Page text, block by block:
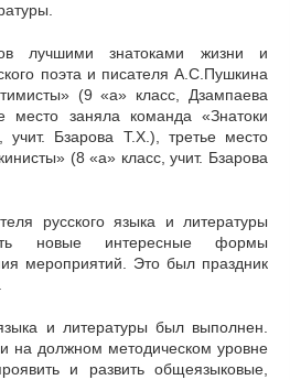
лучшими знатоками жизни и
поэта и писателя А.С.Пушкина
(9 «а» класс, Дзампаева
заняла команда «Знатоки
Бзарова Т.Х.), третье место
(8 «а» класс, учит. Бзарова
русского языка и литературы
новые интересные формы
мероприятий. Это был праздник
и литературы был выполнен.
на должном методическом уровне
и развить общеязыковые,